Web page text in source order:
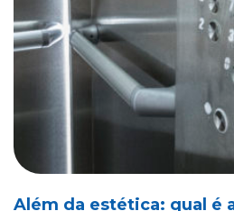
Além da estética: qual é